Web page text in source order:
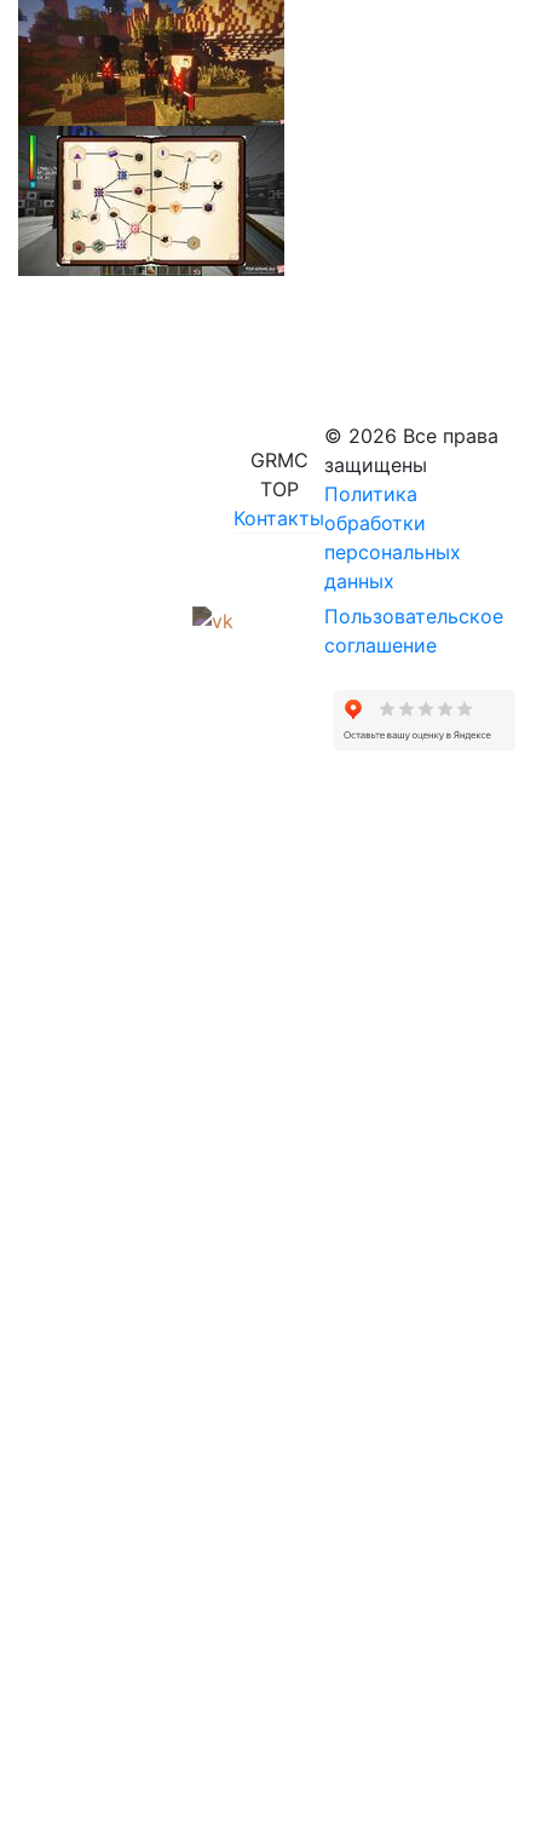
GRMC
TOP
Контакты
© 2026 Все права
защищены
Политика
обработки
персональных
данных
Пользовательское
соглашение